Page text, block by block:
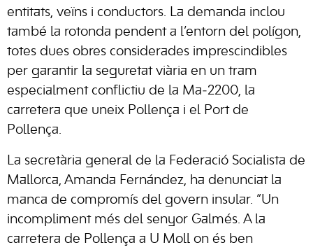
entitats, veïns i conductors. La demanda inclou
també la rotonda pendent a l’entorn del polígon,
totes dues obres considerades imprescindibles
per garantir la seguretat viària en un tram
especialment conflictiu de la Ma‑2200, la
carretera que uneix Pollença i el Port de
Pollença.
La secretària general de la Federació Socialista de
Mallorca, Amanda Fernández, ha denunciat la
manca de compromís del govern insular. “Un
incompliment més del senyor Galmés. A la
carretera de Pollença a U Moll on és ben